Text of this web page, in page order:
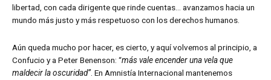
libertad, con cada dirigente que rinde cuentas… avanzamos hacia un
mundo más justo y más respetuoso con los derechos humanos.
Aún queda mucho por hacer, es cierto, y aquí volvemos al principio, a
Confucio y a Peter Benenson: “más vale encender una vela que
maldecir la oscuridad”. En Amnistía Internacional mantenemos